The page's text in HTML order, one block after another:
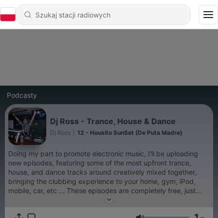
Podcasty
Dj Ross - Trance, House & Dance
Dj Ross 12 - Housito SunSet (De Puta Madre)
Doing my part to promote electronic music, I'll be uploading
new episodes, featuring some of the most upfront trance,
house, and dance tracks around creatively mixed together,
bringing the clubbing experience to your home, gym, iPod,
mobile, car, etc ... These episodes are completely free, just
download them all and make sure you subscribe to this